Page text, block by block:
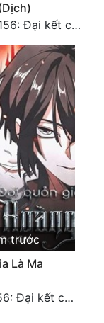
Chương 2156: Đại kết cục!!!
trước
Là Ma
Chương 1956: Đại kết cục